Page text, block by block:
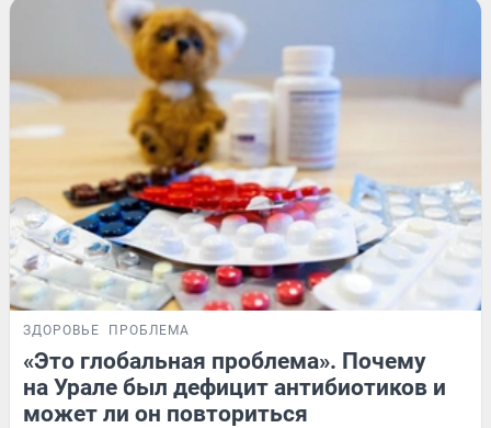
ЗДОРОВЬЕ ПРОБЛЕМА
«Это глобальная проблема». Почему
на Урале был дефицит антибиотиков и
может ли он повториться